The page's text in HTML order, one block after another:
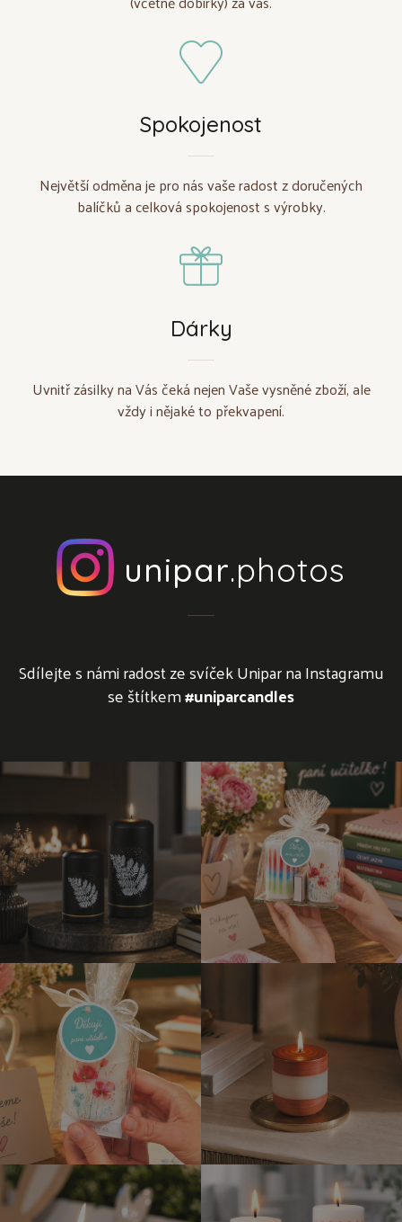
Spokojenost
Největší odměna je pro nás vaše radost z doručených
balíčků a celková spokojenost s výrobky.
Dárky
Uvnitř zásilky na Vás čeká nejen Vaše vysněné zboží, ale
vždy i nějaké to překvapení.
unipar.photos
Sdílejte s námi radost ze svíček Unipar na Instagramu
se štítkem#uniparcandles